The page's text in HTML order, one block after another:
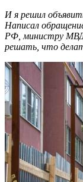
И я решил
Написал
РФ, министру МВД
решать, что